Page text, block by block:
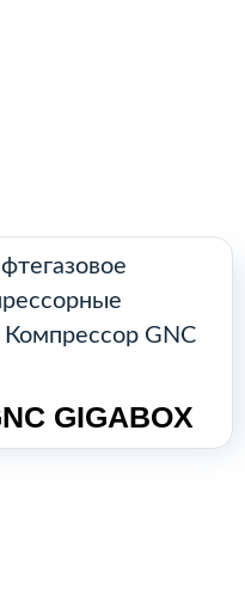
Компрессор GNC
GIGABOX